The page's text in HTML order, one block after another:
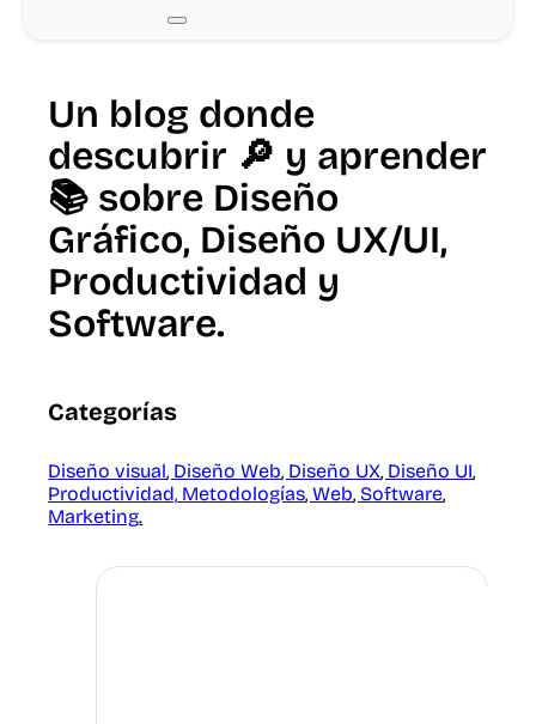
Un blog donde
descubrir 🔎 y aprender
📚 sobre Diseño
Gráfico, Diseño UX/UI,
Productividad y
Software.
Categorías
Diseño visual, Diseño Web, Diseño UX, Diseño UI,
Productividad, Metodologías,Web, Software,
Marketing.